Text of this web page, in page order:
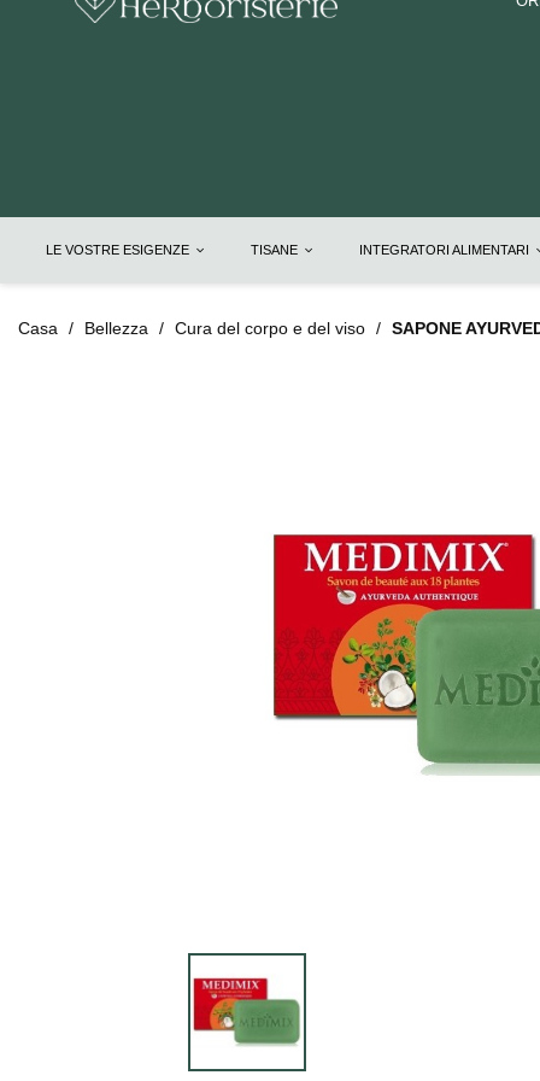
LE VOSTRE ESIGENZE TISANE INTEGRATORI ALIMENTARI
Casa Bellezza Cura del corpo e del viso SAPONE